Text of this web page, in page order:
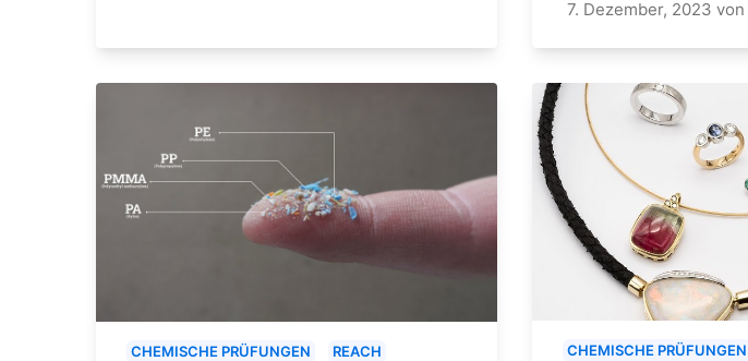
7. Dezember, 2023 von
CHEMISCHE PRÜFUNGEN
REACH
CHEMISCHE PRÜFUNGEN